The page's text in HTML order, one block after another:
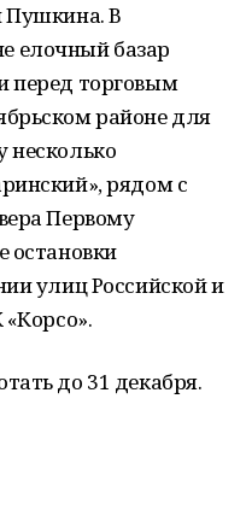
Пушкина. В
елочный базар
перед торговым
районе для
несколько
рядом с
Первому
остановки
улиц Российской и
до 31 декабря.